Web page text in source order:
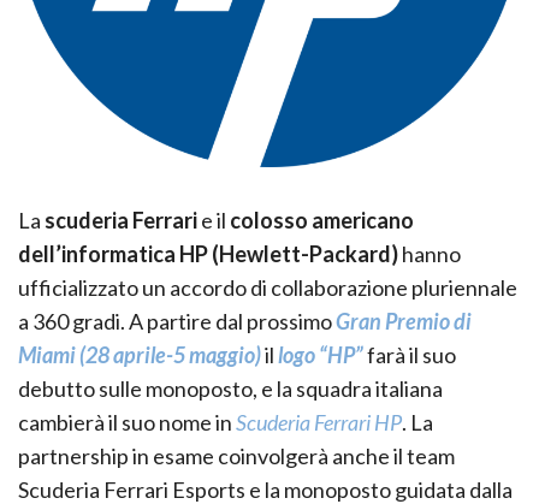
La scuderia Ferrarie il colosso americano
dell’informatica HP (Hewlett-Packard)hanno
ufficializzato un accordo di collaborazione pluriennale
a 360 gradi. A partire dal prossimoGran Premio di
Miami (28 aprile-5 maggio)illogo “HP”farà il suo
debutto sulle monoposto, e la squadra italiana
cambierà il suo nome inScuderia Ferrari HP. La
partnership in esame coinvolgerà anche il team
Scuderia Ferrari Esports e la monoposto guidata dalla